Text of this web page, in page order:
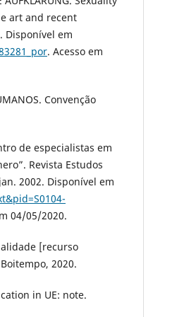
art and recent
Disponível em
. Acesso em
Convenção
de especialistas em
Revista Estudos
2002. Disponível em
04/05/2020.
[recurso
2020.
in UE: note.